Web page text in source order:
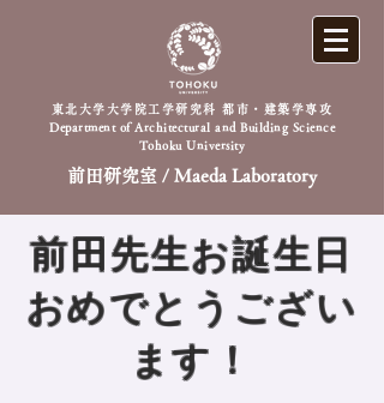
前田研究室 / Maeda Laboratory
東北大学大学院工学研究科 都市・建築学専攻
Department of Architectural and Building Science
Tohoku University
前田先生お誕生日
おめでとうござい
ます！